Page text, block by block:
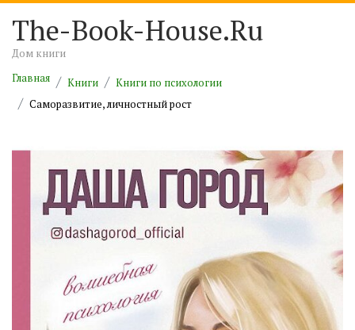
The-Book-House.Ru
Дом книги
Главная
Книги
Книги по психологии
Саморазвитие, личностный рост